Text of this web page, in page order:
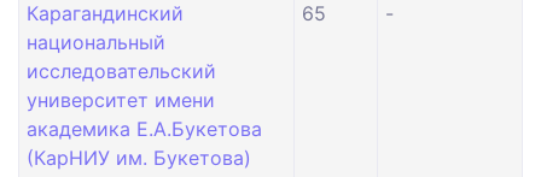
Карагандинский
национальный
исследовательский
университет имени
академика Е.А.Букетова
(КарНИУ им. Букетова)
65 -